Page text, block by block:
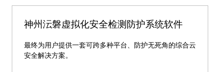
神州沄磐虚拟化安全检测防护系统软件
最终为用户提供一套可跨多种平台、防护无死角的综合云
安全解决方案。